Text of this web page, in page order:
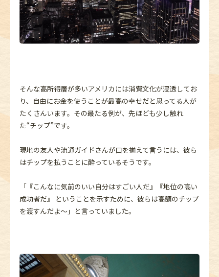
そんな高所得層が多いアメリカには消費文化が浸透してお
り、自由にお金を使うことが最高の幸せだと思ってる人が
たくさんいます。その最たる例が、先ほども少し触れ
た“チップ”です。
現地の友人や流通ガイドさんが口を揃えて言うには、彼ら
はチップを払うことに酔っているそうです。
「『こんなに気前のいい自分はすごい人だ』『地位の高い
成功者だ』 ということを示すために、彼らは高額のチップ
を渡すんだよ～」と言っていました。